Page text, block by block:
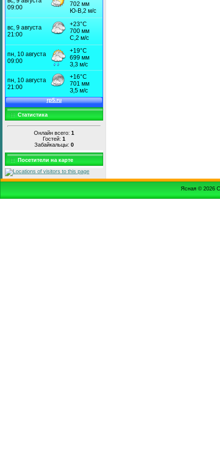
Статистика
Онлайн всего: 1
Гостей: 1
Забайкальцы: 0
Посетители на карте
Ясная © 2026